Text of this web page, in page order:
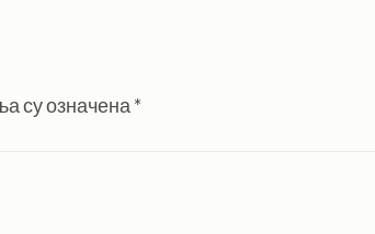
су означена *